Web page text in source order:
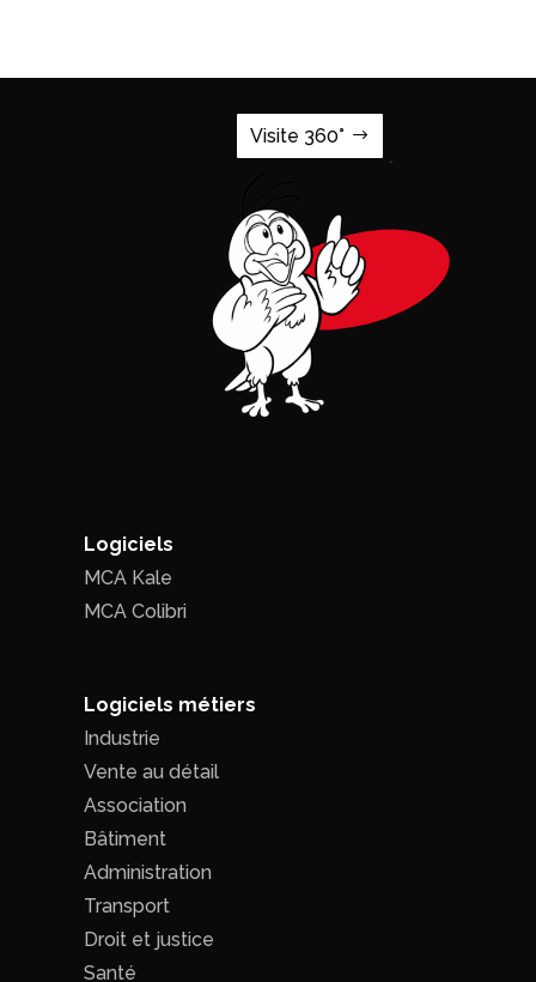
Visite 360°
Logiciels
MCA Kale
MCA Colibri
Logiciels métiers
Industrie
Vente au détail
Association
Bâtiment
Administration
Transport
Droit et justice
Santé